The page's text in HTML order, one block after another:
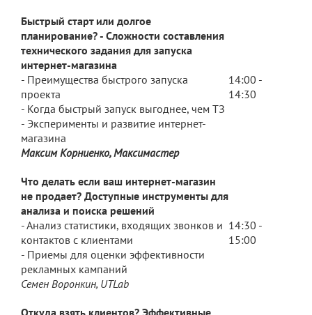
Быстрый старт или долгое
планирование? - Cложности составления
технического задания для запуска
интернет-магазина
- Преимущества быстрого запуска
проекта
- Когда быстрый запуск выгоднее, чем ТЗ
- Эксперименты и развитие интернет-
магазина
Максим Корниенко, Максимастер
14:00 -
14:30
Что делать если ваш интернет-магазин
не продает? Доступные инструменты для
анализа и поиска решений
- Анализ статистики, входящих звонков и
контактов с клиентами
- Приемы для оценки эффективности
рекламных кампаний
Семен Воронкин, UTLab
14:30 -
15:00
Откуда взять клиентов? Эффективные